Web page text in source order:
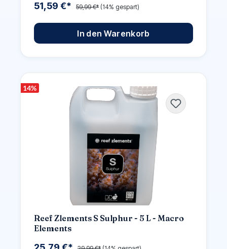
51,59 €* 59,99 €* (14% gespart)
In den Warenkorb
14%
Reef Zlements S Sulphur - 5 L - Macro
Elements